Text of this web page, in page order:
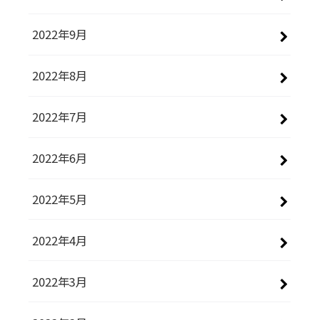
2022年9月
2022年8月
2022年7月
2022年6月
2022年5月
2022年4月
2022年3月